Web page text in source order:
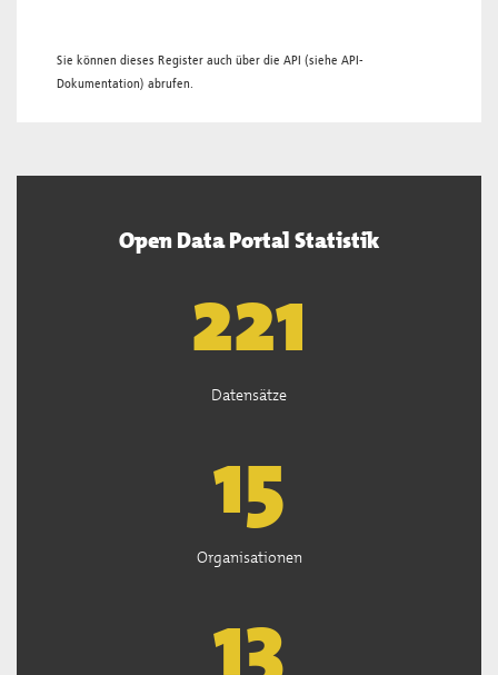
Sie können dieses Register auch über die API (siehe API-
Dokumentation) abrufen.
Open Data Portal Statistik
222
Datensätze
15
Organisationen
13